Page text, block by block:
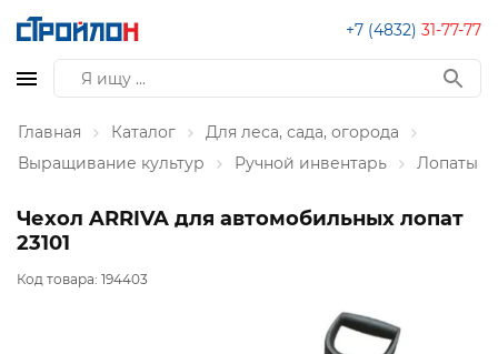
+7 (4832) 31-77-77
Главная Каталог
Для леса, сада, огорода
Выращивание культур
Ручной инвентарь Лопаты
Чехол ARRIVA для автомобильных лопат
23101
Код товара: 194403